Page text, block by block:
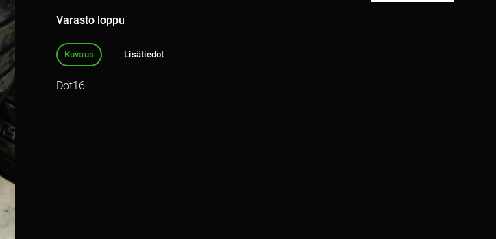
Varasto loppu
Kuvaus Lisätiedot
Dot16